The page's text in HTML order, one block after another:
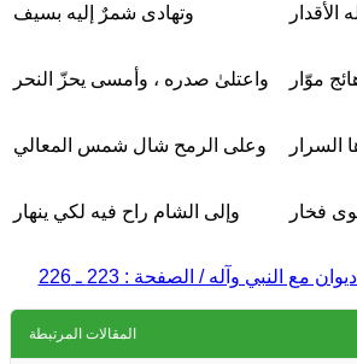
وتهادى شمرٌ إليه بسيف
واعتلىٰ صدره ، وأمسى يحزّ النحر موّار
وعلى الرمح شال شمس المعالي السرار
وإلى الشام راح فيه لكي ينهار فخار
مع النبي وآله / الصفحة : 223 ـ 226
المقالات المرتبطة